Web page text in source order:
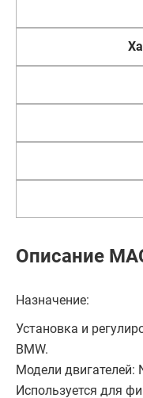
Описание
Назначение:
Установка и
BMW.
Модели двигателей:
Используется для